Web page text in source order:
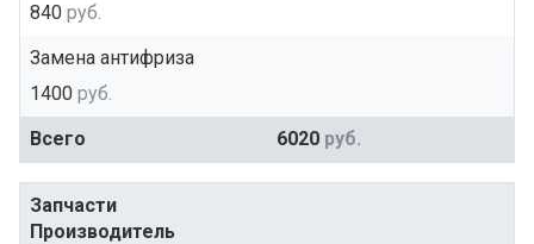
840 руб.
Замена антифриза
1400 руб.
Всего
6020 руб.
Запчасти
Производитель